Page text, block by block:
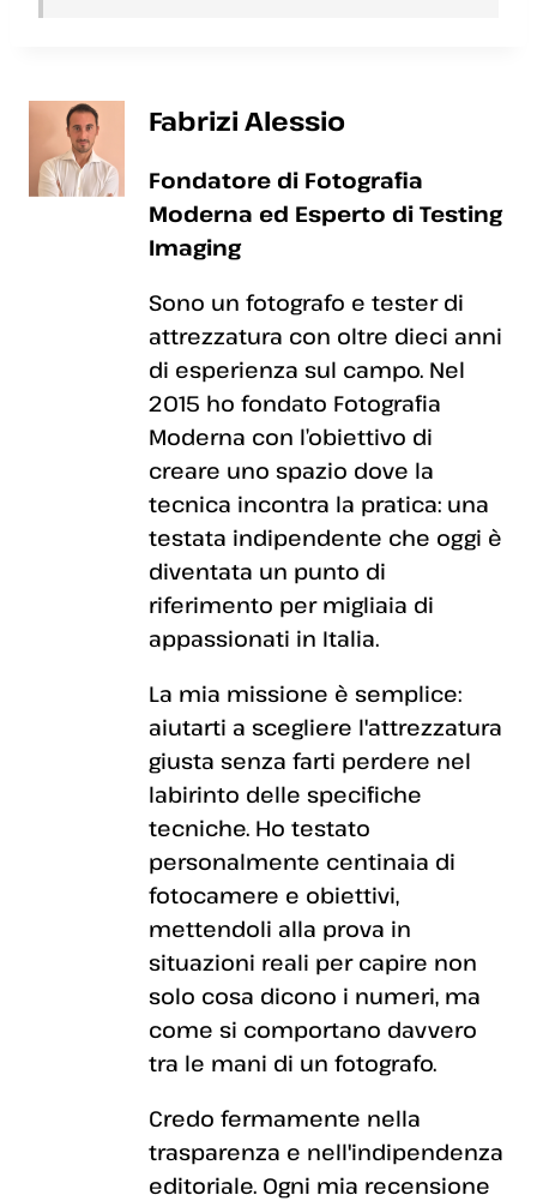
Fabrizi Alessio
Fondatore di Fotografia
Moderna ed Esperto di Testing
Imaging
Sono un fotografo e tester di
attrezzatura con oltre dieci anni
di esperienza sul campo. Nel
2015 ho fondato Fotografia
Moderna con l’obiettivo di
creare uno spazio dove la
tecnica incontra la pratica: una
testata indipendente che oggi è
diventata un punto di
riferimento per migliaia di
appassionati in Italia.
La mia missione è semplice:
aiutarti a scegliere l'attrezzatura
giusta senza farti perdere nel
labirinto delle specifiche
tecniche. Ho testato
personalmente centinaia di
fotocamere e obiettivi,
mettendoli alla prova in
situazioni reali per capire non
solo cosa dicono i numeri, ma
come si comportano davvero
tra le mani di un fotografo.
Credo fermamente nella
trasparenza e nell'indipendenza
editoriale. Ogni mia recensione